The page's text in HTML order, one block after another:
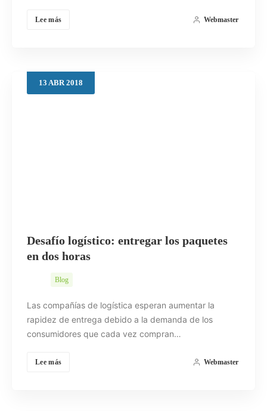
Lee más Webmaster
13 ABR2018
Desafío logístico: entregar los paquetes
en dos horas
Blog
Las compañías de logística esperan aumentar la
rapidez de entrega debido a la demanda de los
consumidores que cada vez compran…
Lee más Webmaster